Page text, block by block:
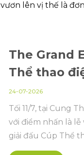
vươn lên vị thế là
The Grand
Thể thao
24-07-2026
Tối 11/7, tại Cung
với điểm nhấn là lễ
giải đấu Cúp Thể
Grand